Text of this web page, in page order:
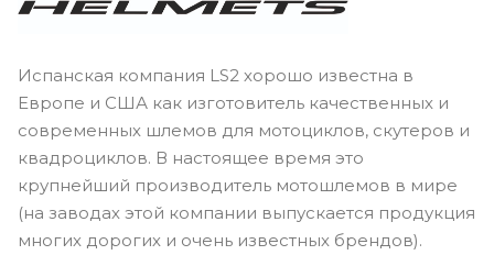
Испанская компания LS2 хорошо известна в
Европе и США как изготовитель качественных и
современных шлемов для мотоциклов, скутеров и
квадроциклов. В настоящее время это
крупнейший производитель мотошлемов в мире
(на заводах этой компании выпускается продукция
многих дорогих и очень известных брендов).